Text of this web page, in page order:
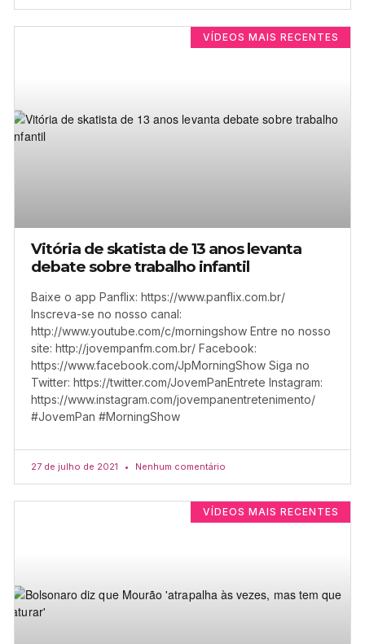
VÍDEOS MAIS RECENTES
Vitória de skatista de 13 anos levanta
debate sobre trabalho infantil
Baixe o app Panflix: https://www.panflix.com.br/
Inscreva-se no nosso canal:
http://www.youtube.com/c/morningshow Entre no nosso
site: http://jovempanfm.com.br/ Facebook:
https://www.facebook.com/JpMorningShow Siga no
Twitter: https://twitter.com/JovemPanEntrete Instagram:
https://www.instagram.com/jovempanentretenimento/
#JovemPan #MorningShow
27 de julho de 2021 Nenhum comentário
VÍDEOS MAIS RECENTES